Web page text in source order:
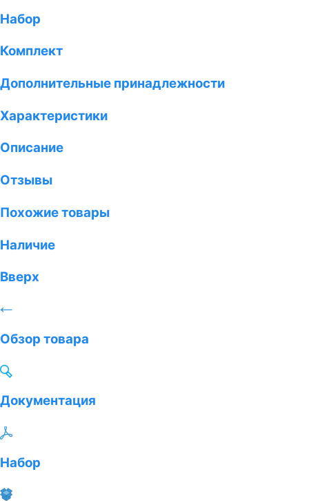
Набор
Комплект
Дополнительные принадлежности
Характеристики
Описание
Отзывы
Похожие товары
Наличие
Вверх
Обзор товара
Документация
Набор